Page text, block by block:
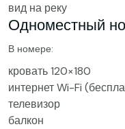
вид на реку
Одноместный
В номере:
кровать 120×180
интернет Wi-Fi
телевизор
балкон